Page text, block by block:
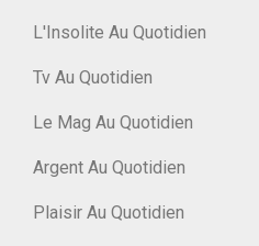
L'Insolite Au Quotidien
Tv Au Quotidien
Le Mag Au Quotidien
Argent Au Quotidien
Plaisir Au Quotidien